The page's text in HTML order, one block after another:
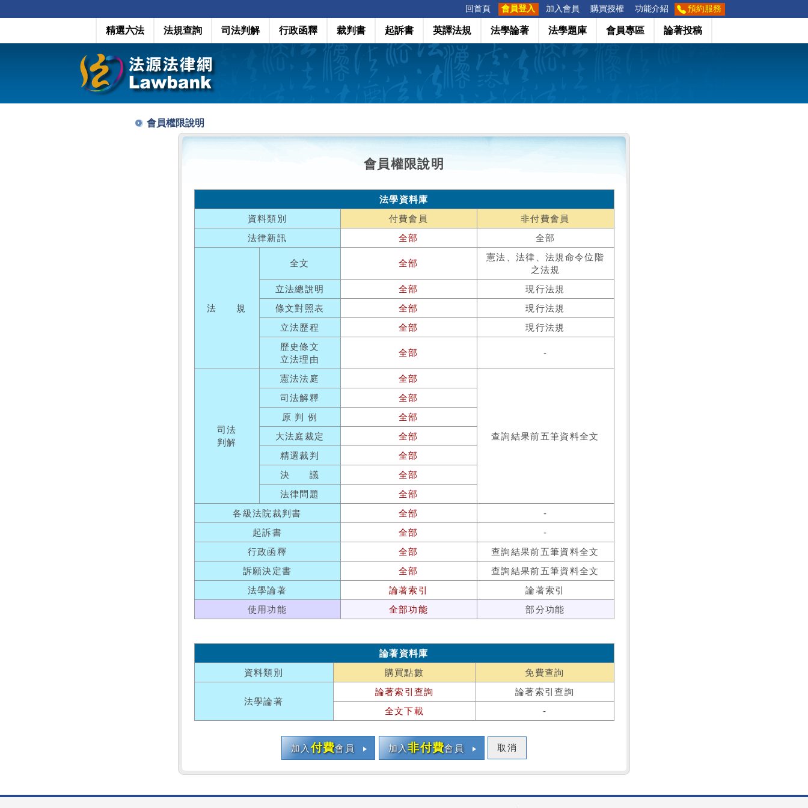
回首頁 會員登入 加入會員 購買授權 功能介紹 預約服務
精選六法 法規查詢 司法判解 行政函釋 裁判書 起訴書 英譯法規 法學論著 法學題庫 會員專區 論著投稿
會員權限說明
會員權限說明
法學資料庫
資料類別
付費會員
非付費會員
法律新訊
全部 全部
法 規
全文 全部
憲法、法律、法規命令位階
之法規
立法總說明
全部
現行法規
條文對照表
全部
現行法規
立法歷程
全部
現行法規
歷史條文
立法理由
全部 -
司法
判解
憲法法庭 全部
查詢結果前五筆資料全文
司法解釋
全部
原 判 例
全部
大法庭裁定
全部
精選裁判
全部
決 議
全部
法律問題
全部
各級法院裁判書
全部
-
起訴書
全部
-
行政函釋
全部
查詢結果前五筆資料全文
訴願決定書
全部
查詢結果前五筆資料全文
法學論著
論著索引
論著索引
使用功能
全部功能 部分功能
論著資料庫
資料類別
購買點數 免費查詢
法學論著
論著索引查詢
論著索引查詢
全文下載
-
加入付費會員 加入非付費會員 取消